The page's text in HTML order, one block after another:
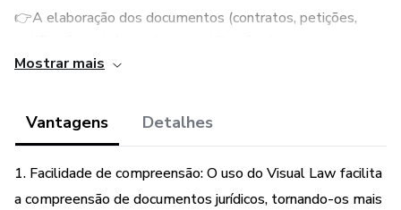
👉A elaboração dos documentos (contratos, petições,
🔴fotos;⚪vídeos,🔴infográficos;⚪ bullet points;🔴mapas,
⚖️O Visual Law propõe novas formas de comunicação
Mostrar mais
Vantagens Detalhes
1. Facilidade de compreensão: O uso do Visual Law facilita
a compreensão de documentos jurídicos, tornando-os mais